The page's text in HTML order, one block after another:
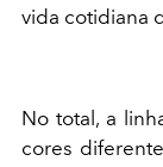
vida cotidiana
No total, a
cores